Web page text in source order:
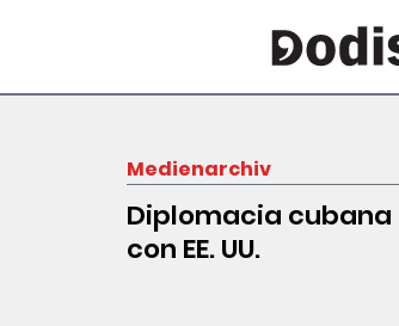
Medienarchiv
Diplomacia cubana
con EE. UU.